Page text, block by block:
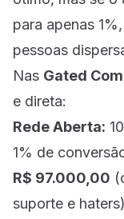
para apenas
pessoas
Nas Gated
e direta:
Rede Aberta:
1% de
R$ 97.000,00
suporte e